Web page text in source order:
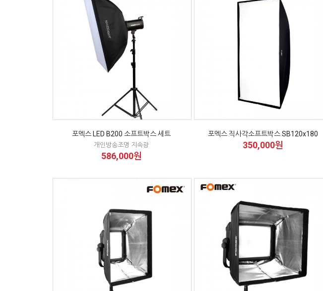
포멕스 LED B200 소프트박스 세트
개인방송조명 지속광
586,000원
포멕스 직사각소프트박스 SB120x180
350,000원